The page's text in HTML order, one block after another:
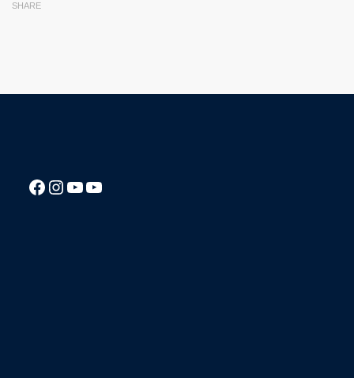
SHARE
Посилання на Facebook сторінку ліцею
Instagram
Посилання на YouTube канал ліцеюПосилання на YouTube канал ліцею